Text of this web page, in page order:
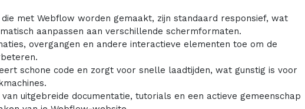
die met Webflow worden gemaakt, zijn standaard responsief, wat
aanpassen aan verschillende schermformaten.
overgangen en andere interactieve elementen toe om de
schone code en zorgt voor snelle laadtijden, wat gunstig is voor
uitgebreide documentatie, tutorials en een actieve gemeenschap